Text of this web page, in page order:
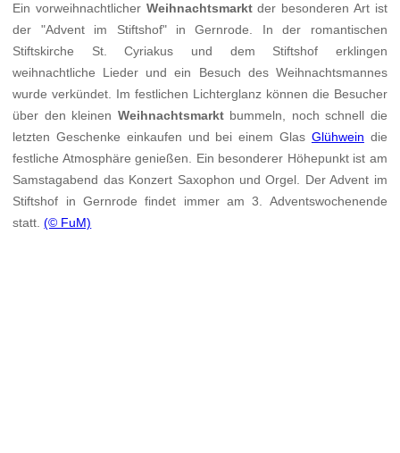
Ein vorweihnachtlicher Weihnachtsmarktder besonderen Art ist
der "Advent im Stiftshof" in Gernrode. In der romantischen
Stiftskirche St. Cyriakus und dem Stiftshof erklingen
weihnachtliche Lieder und ein Besuch des Weihnachtsmannes
wurde verkündet. Im festlichen Lichterglanz können die Besucher
über den kleinen Weihnachtsmarktbummeln, noch schnell die
letzten Geschenke einkaufen und bei einem Glas Glühwein die
festliche Atmosphäre genießen. Ein besonderer Höhepunkt ist am
Samstagabend das Konzert Saxophon und Orgel. Der Advent im
Stiftshof in Gernrode findet immer am 3. Adventswochenende
statt.(© FuM)